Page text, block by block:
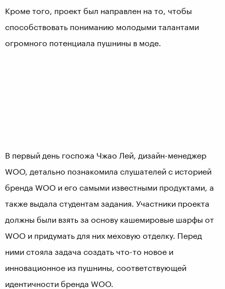
Кроме того, проект был направлен на то, чтобы
способствовать пониманию молодыми талантами
огромного потенциала пушнины в моде.
В первый день госпожа Чжао Лей, дизайн-менеджер
WOO, детально познакомила слушателей с историей
бренда WOO и его самыми известными продуктами, а
также выдала студентам задания. Участники проекта
должны были взять за основу кашемировые шарфы от
WOO и придумать для них меховую отделку. Перед
ними стояла задача создать что-то новое и
инновационное из пушнины, соответствующей
идентичности бренда WOO.